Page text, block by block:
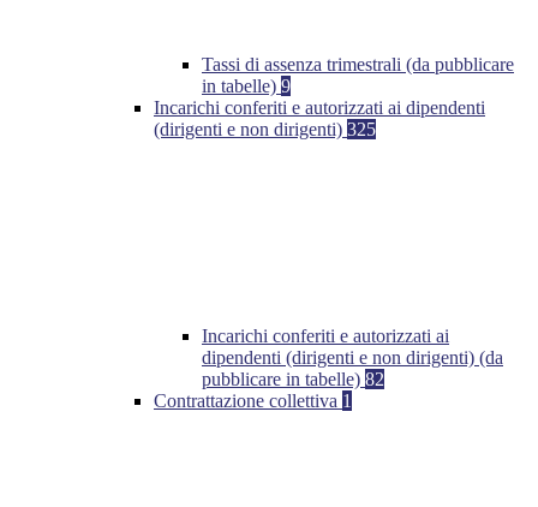
Tassi di assenza trimestrali (da pubblicare
in tabelle) 9
Incarichi conferiti e autorizzati ai dipendenti
(dirigenti e non dirigenti) 325
Incarichi conferiti e autorizzati ai
dipendenti (dirigenti e non dirigenti) (da
pubblicare in tabelle) 82
Contrattazione collettiva 1